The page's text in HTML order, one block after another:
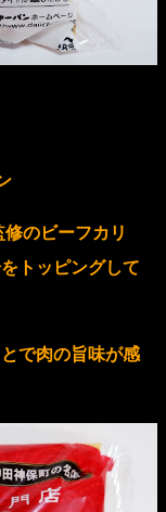
のビーフカリ
トッピングして
で肉の旨味が感